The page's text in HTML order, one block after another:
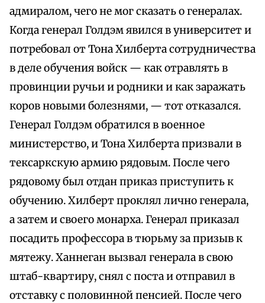
адмиралом, чего не мог сказать о генералах.
Когда генерал Голдэм явился в университет и
потребовал от Тона Хилберта сотрудничества
в деле обучения войск — как отравлять в
провинции ручьи и родники и как заражать
коров новыми болезнями, — тот отказался.
Генерал Голдэм обратился в военное
министерство, и Тона Хилберта призвали в
тексаркскую армию рядовым. После чего
рядовому был отдан приказ приступить к
обучению. Хилберт проклял лично генерала,
а затем и своего монарха. Генерал приказал
посадить профессора в тюрьму за призыв к
мятежу. Ханнеган вызвал генерала в свою
штаб-квартиру, снял с поста и отправил в
отставку с половинной пенсией. После чего